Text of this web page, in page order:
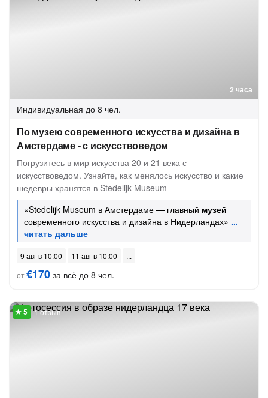
2 часа
Индивидуальная до 8 чел.
По музею современного искусства и дизайна в
Амстердаме - с искусствоведом
Погрузитесь в мир искусства 20 и 21 века с
искусствоведом. Узнайте, как менялось искусство и какие
шедевры хранятся в Stedelijk Museum
«Stedelijk Museum в Амстердаме — главный музей
современного искусства и дизайна в Нидерландах»
9 авг в 10:00
11 авг в 10:00
от€170 за всё до 8 чел.
1 отзыв